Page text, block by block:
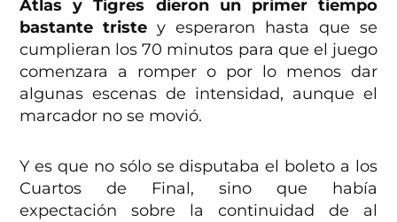
Atlas y Tigres dieron un primer tiempo
bastante triste y esperaron hasta que se
cumplieran los 70 minutos para que el juego
comenzara a romper o por lo menos dar
algunas escenas de intensidad, aunque el
marcador no se movió.
Y es que no sólo se disputaba el boleto a los
Cuartos de Final, sino que había
expectación sobre la continuidad de al